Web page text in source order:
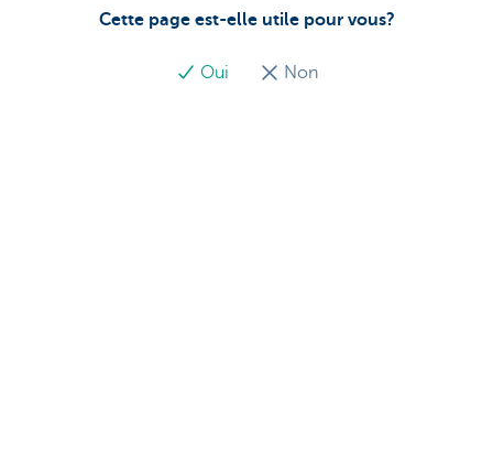
Cette page est-elle utile pour vous?
Oui Non